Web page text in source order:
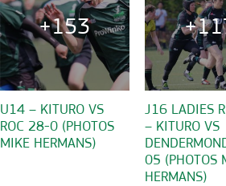
+153
U14 – KITURO VS
ROC 28-0 (PHOTOS
MIKE HERMANS)
J16 LADIES
– KITURO VS
05 (PHOTOS
HERMANS)